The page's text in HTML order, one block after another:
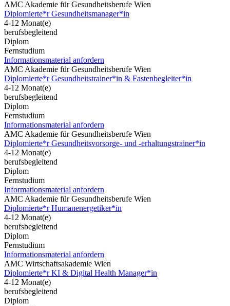
AMC Akademie für Gesundheitsberufe Wien
Diplomierte*r Gesundheitsmanager*in
4-12 Monat(e)
berufsbegleitend
Diplom
Fernstudium
Informationsmaterial anfordern
AMC Akademie für Gesundheitsberufe Wien
Diplomierte*r Gesundheitstrainer*in & Fastenbegleiter*in
4-12 Monat(e)
berufsbegleitend
Diplom
Fernstudium
Informationsmaterial anfordern
AMC Akademie für Gesundheitsberufe Wien
Diplomierte*r Gesundheitsvorsorge- und -erhaltungstrainer*in
4-12 Monat(e)
berufsbegleitend
Diplom
Fernstudium
Informationsmaterial anfordern
AMC Akademie für Gesundheitsberufe Wien
Diplomierte*r Humanenergetiker*in
4-12 Monat(e)
berufsbegleitend
Diplom
Fernstudium
Informationsmaterial anfordern
AMC Wirtschaftsakademie Wien
Diplomierte*r KI & Digital Health Manager*in
4-12 Monat(e)
berufsbegleitend
Diplom